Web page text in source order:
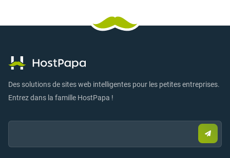
Des solutions de sites web intelligentes pour les petites entreprises.
Entrez dans la famille HostPapa !
Email:
un
mail